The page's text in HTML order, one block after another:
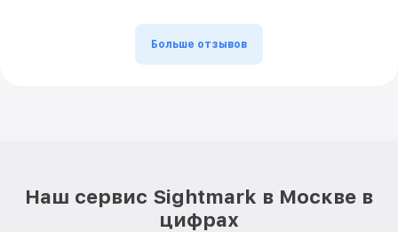
Больше отзывов
Наш сервис Sightmark в Москве в
цифрах